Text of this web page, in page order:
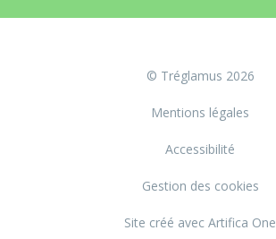
© Tréglamus 2026
Mentions légales
Accessibilité
Gestion des cookies
Site créé avec Artifica One